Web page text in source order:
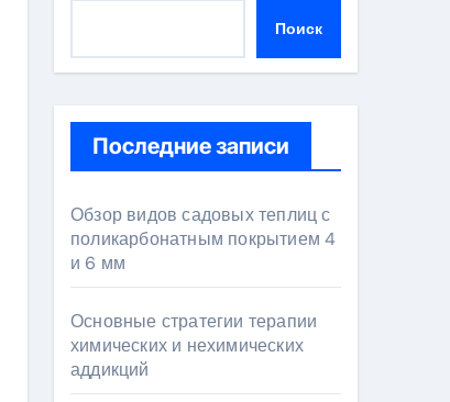
Поиск
Последние записи
Обзор видов садовых теплиц с
поликарбонатным покрытием 4
и 6 мм
Основные стратегии терапии
химических и нехимических
аддикций